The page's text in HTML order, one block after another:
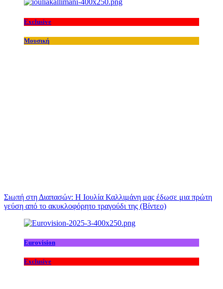
Exclusive
Μουσική
Σιωπή στη Διαπασών: Η Ιουλία Καλλιμάνη μας έδωσε μια πρώτη
γεύση από το ακυκλοφόρητο τραγούδι της (Βίντεο)
Eurovision
Exclusive